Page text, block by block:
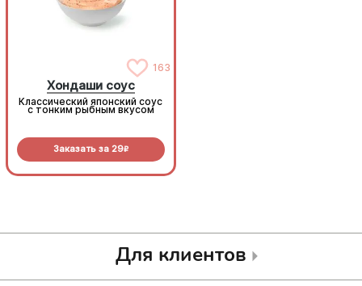
163
Хондаши соус
Классический японский соус
с тонким рыбным вкусом
Заказать за 29R
Для клиентов